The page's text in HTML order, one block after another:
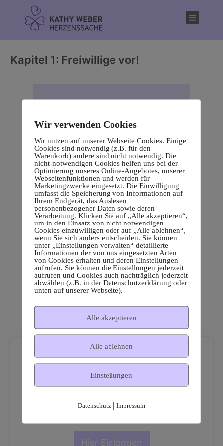
Kapitel 1: Freiwillige vor!
Dies ist ein geschützter
Mitgliederbereich!
Hier Einloggen
Wir verwenden Cookies
Wir nutzen auf unserer Webseite Cookies. Einige
Cookies sind notwendig (z.B. für den
Warenkorb) andere sind nicht notwendig. Die
nicht-notwendigen Cookies helfen uns bei der
Optimierung unseres Online-Angebotes, unserer
Webseitenfunktionen und werden für
Marketingzwecke eingesetzt. Die Einwilligung
umfasst die Speicherung von Informationen auf
Ihrem Endgerät, das Auslesen
personenbezogener Daten sowie deren
Verarbeitung. Klicken Sie auf „Alle akzeptieren“,
um in den Einsatz von nicht notwendigen
Cookies einzuwilligen oder auf „Alle ablehnen“,
wenn Sie sich anders entscheiden. Sie können
unter „Einstellungen verwalten“ detaillierte
Informationen der von uns eingesetzten Arten
von Cookies erhalten und deren Einstellungen
aufrufen. Sie können die Einstellungen jederzeit
aufrufen und Cookies auch nachträglich jederzeit
abwählen (z.B. in der Datenschutzerklärung oder
unten auf unserer Webseite).
Alle akzeptieren
Alle ablehnen
Einstellungen
Datenschutz| Impressum